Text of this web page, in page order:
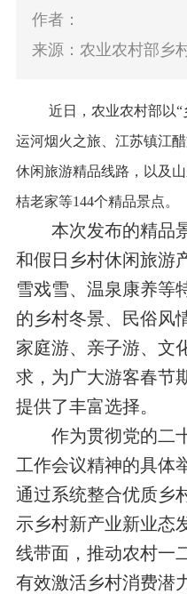
作者：
来源：农业农村部乡
近日，农业农村部以
运河烟火之旅、江苏镇江
休闲旅游精品线路，以及
桔老家等144个精品景点。
本次发布的精品
和假日乡村休闲旅游
雪戏雪、温泉康养等
的乡村冬景、民俗风
家庭游、亲子游、文
求，为广大游客春节
提供了丰富选择。
作为贯彻党的二
工作会议精神的具体
通过系统整合优质乡
示乡村新产业新业态
线带面，推动农村一
有效激活乡村消费潜